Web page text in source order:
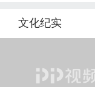
文化纪实